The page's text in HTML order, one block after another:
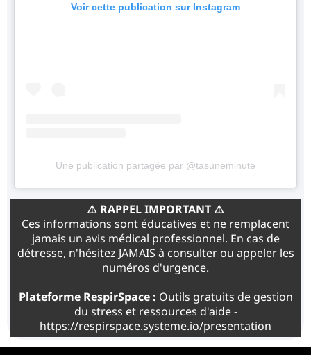
Voir cette publication sur Instagram
Une publication partagée par @tasuneminute
⚠️ RAPPEL IMPORTANT ⚠️
Ces informations sont éducatives et ne remplacent
jamais un avis médical professionnel. En cas de
détresse, n'hésitez JAMAIS à consulter ou appeler les
numéros d'urgence.
Plateforme RespirSpace : Outils gratuits de gestion
du stress et ressources d'aide -
https://respirspace.systeme.io/presentation